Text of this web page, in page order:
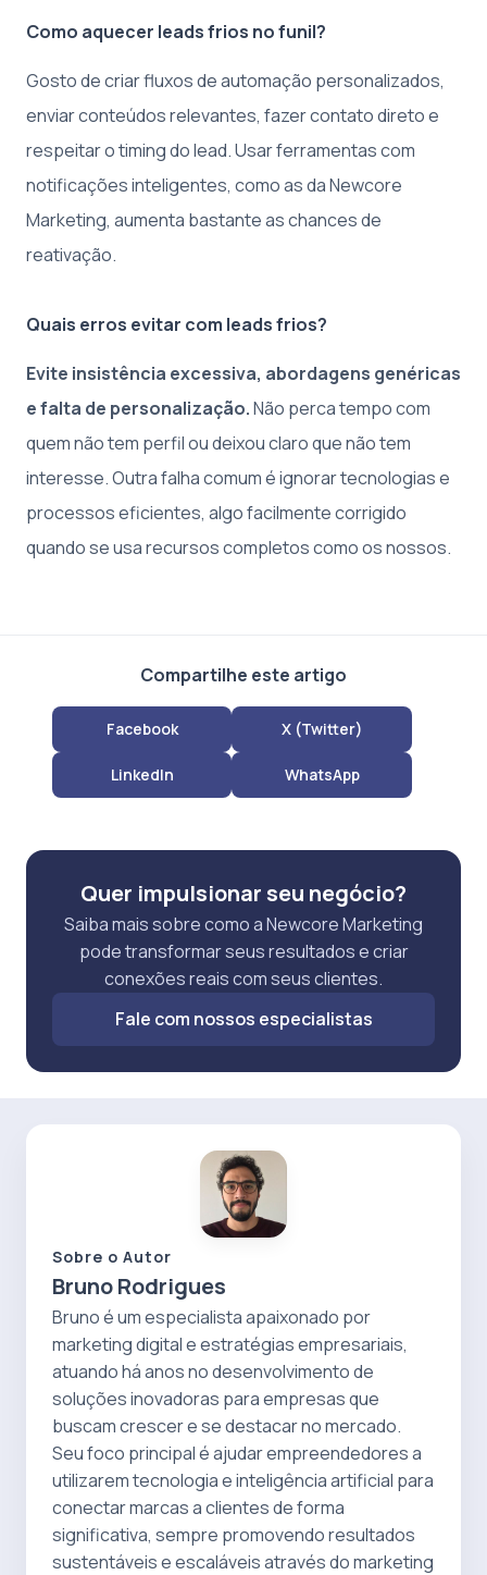
Como aquecer leads frios no funil?
Gosto de criar fluxos de automação personalizados,
enviar conteúdos relevantes, fazer contato direto e
respeitar o timing do lead. Usar ferramentas com
notificações inteligentes, como as da Newcore
Marketing, aumenta bastante as chances de
reativação.
Quais erros evitar com leads frios?
Evite insistência excessiva, abordagens genéricas
e falta de personalização.Não perca tempo com
quem não tem perfil ou deixou claro que não tem
interesse. Outra falha comum é ignorar tecnologias e
processos eficientes, algo facilmente corrigido
quando se usa recursos completos como os nossos.
Compartilhe este artigo
Facebook X (Twitter)
LinkedIn WhatsApp
Quer impulsionar seu negócio?
Saiba mais sobre como a Newcore Marketing
pode transformar seus resultados e criar
conexões reais com seus clientes.
Fale com nossos especialistas
Sobre o Autor
Bruno Rodrigues
Bruno é um especialista apaixonado por
marketing digital e estratégias empresariais,
atuando há anos no desenvolvimento de
soluções inovadoras para empresas que
buscam crescer e se destacar no mercado.
Seu foco principal é ajudar empreendedores a
utilizarem tecnologia e inteligência artificial para
conectar marcas a clientes de forma
significativa, sempre promovendo resultados
sustentáveis e escaláveis através do marketing